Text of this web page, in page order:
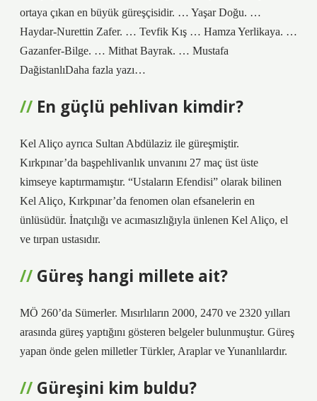
ortaya çıkan en büyük güreşçisidir. … Yaşar Doğu. …
Haydar-Nurettin Zafer. … Tevfik Kış … Hamza Yerlikaya. …
Gazanfer-Bilge. … Mithat Bayrak. … Mustafa
DağistanlıDaha fazla yazı…
En güçlü pehlivan kimdir?
Kel Aliço ayrıca Sultan Abdülaziz ile güreşmiştir.
Kırkpınar’da başpehlivanlık unvanını 27 maç üst üste
kimseye kaptırmamıştır. “Ustaların Efendisi” olarak bilinen
Kel Aliço, Kırkpınar’da fenomen olan efsanelerin en
ünlüsüdür. İnatçılığı ve acımasızlığıyla ünlenen Kel Aliço, el
ve tırpan ustasıdır.
Güreş hangi millete ait?
MÖ 260’da Sümerler. Mısırlıların 2000, 2470 ve 2320 yılları
arasında güreş yaptığını gösteren belgeler bulunmuştur. Güreş
yapan önde gelen milletler Türkler, Araplar ve Yunanlılardır.
Güreşini kim buldu?